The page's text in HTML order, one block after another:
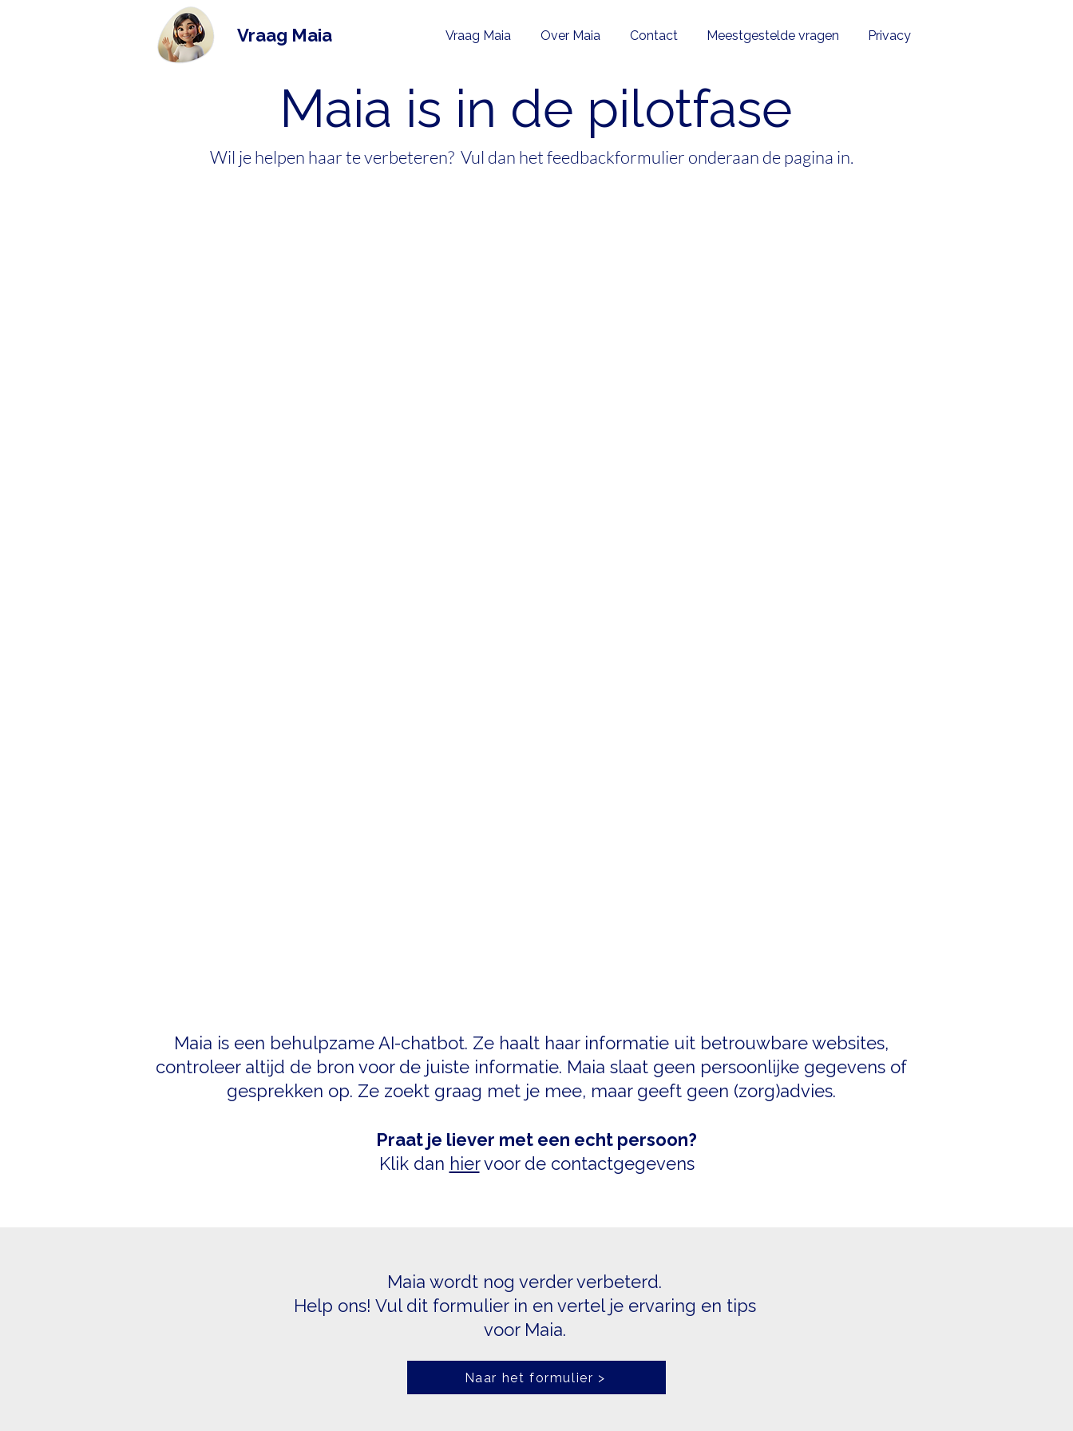
Vraag Maia Vraag Maia Over Maia Contact Meestgestelde vragen Privacy
Maia is in de pilotfase
Wil je helpen haar te verbeteren? Vul dan het feedbackformulier onderaan de pagina in.
Maia is een behulpzame AI-chatbot. Ze haalt haar informatie uit betrouwbare websites,
controleer altijd de bron voor de juiste informatie. Maia slaat geen persoonlijke gegevens of
gesprekken op. Ze zoekt graag met je mee, maar geeft geen (zorg)advies.​
Praat je liever met een echt persoon?
Klik dan hiervoor de contactgegevens
Maia wordt nog verder verbeterd.
Help ons! Vul dit formulier in en vertel je ervaring en tips
voor Maia.
Naar het formulier >